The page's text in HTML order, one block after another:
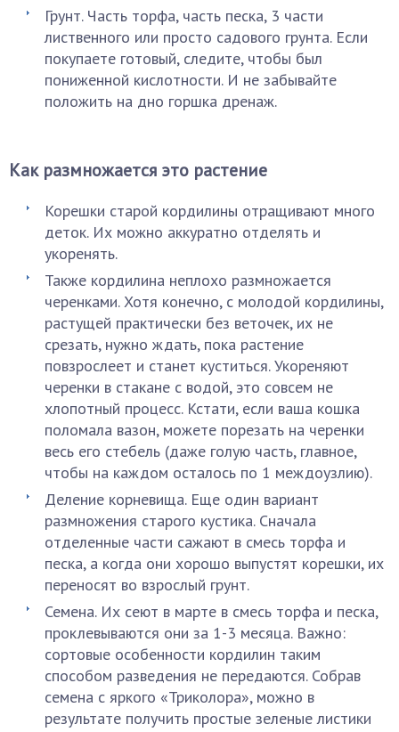
Грунт. Часть торфа, часть песка, 3 части
лиственного или просто садового грунта. Если
покупаете готовый, следите, чтобы был
пониженной кислотности. И не забывайте
положить на дно горшка дренаж.
Как размножается это растение
Корешки старой кордилины отращивают много
деток. Их можно аккуратно отделять и
укоренять.
Также кордилина неплохо размножается
черенками. Хотя конечно, с молодой кордилины,
растущей практически без веточек, их не
срезать, нужно ждать, пока растение
повзрослеет и станет куститься. Укореняют
черенки в стакане с водой, это совсем не
хлопотный процесс. Кстати, если ваша кошка
поломала вазон, можете порезать на черенки
весь его стебель (даже голую часть, главное,
чтобы на каждом осталось по 1 междоузлию).
Деление корневища. Еще один вариант
размножения старого кустика. Сначала
отделенные части сажают в смесь торфа и
песка, а когда они хорошо выпустят корешки, их
переносят во взрослый грунт.
Семена. Их сеют в марте в смесь торфа и песка,
проклевываются они за 1-3 месяца. Важно:
сортовые особенности кордилин таким
способом разведения не передаются. Собрав
семена с яркого «Триколора», можно в
результате получить простые зеленые листики